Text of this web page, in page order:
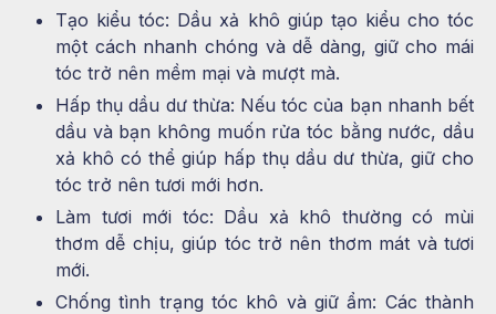
Tạo kiểu tóc: Dầu xả khô giúp tạo kiểu cho tóc
một cách nhanh chóng và dễ dàng, giữ cho mái
tóc trở nên mềm mại và mượt mà.
Hấp thụ dầu dư thừa: Nếu tóc của bạn nhanh bết
dầu và bạn không muốn rửa tóc bằng nước, dầu
xả khô có thể giúp hấp thụ dầu dư thừa, giữ cho
tóc trở nên tươi mới hơn.
Làm tươi mới tóc: Dầu xả khô thường có mùi
thơm dễ chịu, giúp tóc trở nên thơm mát và tươi
mới.
Chống tình trạng tóc khô và giữ ẩm: Các thành